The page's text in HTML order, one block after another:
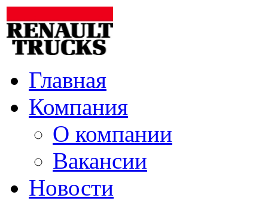
Главная
Компания
О компании
Вакансии
Новости